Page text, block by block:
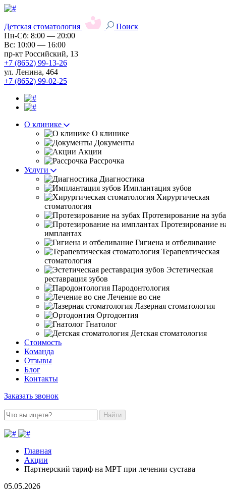
Детская стоматология
Поиск
Пн-Сб: 8:00 — 20:00
Вс: 10:00 — 16:00
пр-кт Российский, 13
+7 (8652) 99-13-26
ул. Ленина, 464
+7 (8652) 99-02-25
О клинике
О клинике
Документы
Акции
Рассрочка
Услуги
Диагностика
Имплантация зубов
Хирургическая
стоматология
Протезирование на
Протезирование
имплантах
Гигиена и отбеливание
Терапевтическая
стоматология
Эстетическая
реставрация зубов
Пародонтология
Лечение во сне
Лазерная стоматология
Ортодонтия
Гнатолог
Детская стоматология
Стоимость
Команда
Отзывы
Блог
Контакты
Заказать звонок
Найти
Главная
Акции
Партнерский тариф на МРТ при лечении сустава
05.05.2026